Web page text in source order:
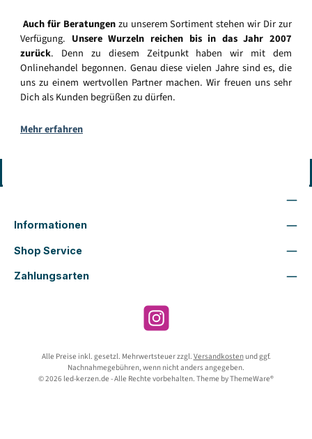
Auch für Beratungenzu unserem Sortiment stehen wir Dir zur
Verfügung. Unsere Wurzeln reichen bis in das Jahr 2007
zurück. Denn zu diesem Zeitpunkt haben wir mit dem
Onlinehandel begonnen. Genau diese vielen Jahre sind es, die
uns zu einem wertvollen Partner machen. Wir freuen uns sehr
Dich als Kunden begrüßen zu dürfen.
Mehr erfahren
Informationen
Shop Service
Zahlungsarten
Instagram
Alle Preise inkl. gesetzl. Mehrwertsteuer zzgl. Versandkostenund ggf.
Nachnahmegebühren, wenn nicht anders angegeben.
© 2026 led-kerzen.de - Alle Rechte vorbehalten. Theme byThemeWare®